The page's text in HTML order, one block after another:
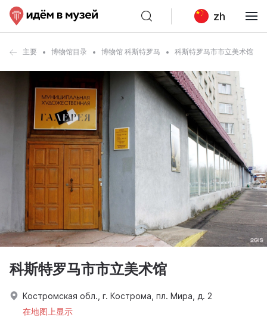
zh
主要 博物馆目录 博物馆 科斯特罗马 科斯特罗马市市立美术馆
科斯特罗马市市立美术馆
Костромская обл., г. Кострома, пл. Мира, д. 2
在地图上显示